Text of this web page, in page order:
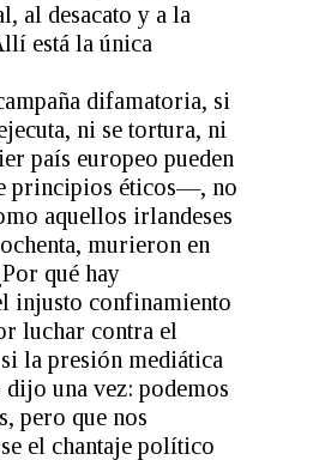
al desacato y a la
está la única
difamatoria, si
ni se tortura, ni
país europeo pueden
principios éticos—, no
aquellos irlandeses
murieron en
qué hay
injusto confinamiento
luchar contra el
la presión mediática
una vez: podemos
pero que nos
el chantaje político